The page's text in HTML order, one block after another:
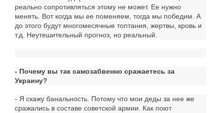
реально сопротивляться этому не может. Ее нужно
менять. Вот когда мы ее поменяем, тогда мы победим. А
до этого будут многомесячные топтания, жертвы, кровь и
т.д. Неутешительный прогноз, но реальный.
- Почему вы так самозабвенно сражаетесь за
Украину?
- Я скажу банальность. Потому что мои деды за нее же
сражались в составе советской армии. Как поют